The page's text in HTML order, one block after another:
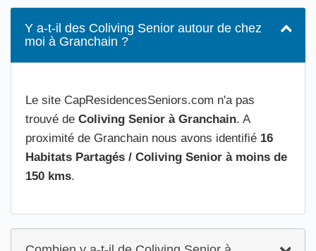
Y a-t-il des Coliving Senior autour de chez
moi à Granchain ?
Le site CapResidencesSeniors.com n'a pas
trouvé de Coliving Senior à Granchain. A
proximité de Granchain nous avons identifié 16
Habitats Partagés / Coliving Senior à moins de
150 kms.